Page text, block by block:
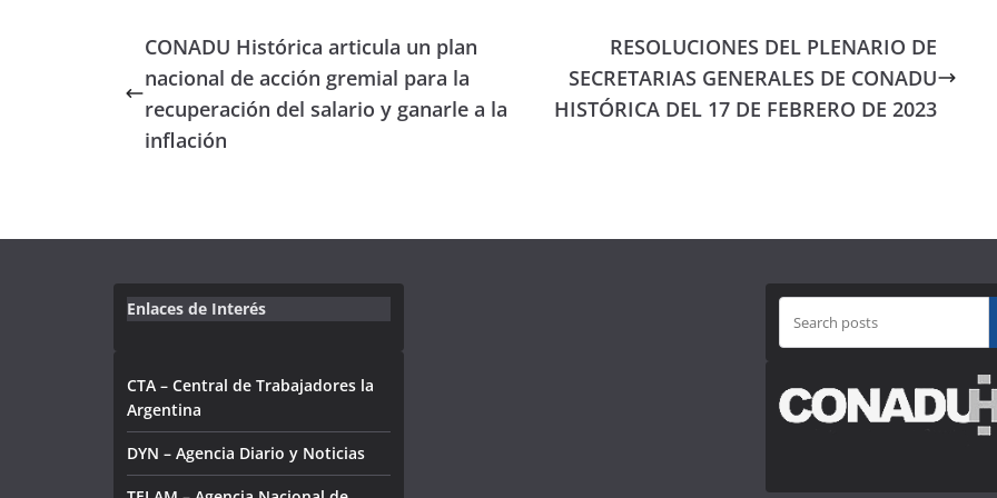
CONADU Histórica articula un plan
nacional de acción gremial para la
recuperación del salario y ganarle a la
inflación
RESOLUCIONES DEL PLENARIO DE
SECRETARIAS GENERALES DE CONADU
HISTÓRICA DEL 17 DE FEBRERO DE 2023
Enlaces de Interés
CTA – Central de Trabajadores la
Argentina
DYN – Agencia Diario y Noticias